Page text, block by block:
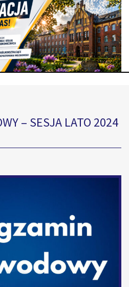
– SESJA LATO 2024